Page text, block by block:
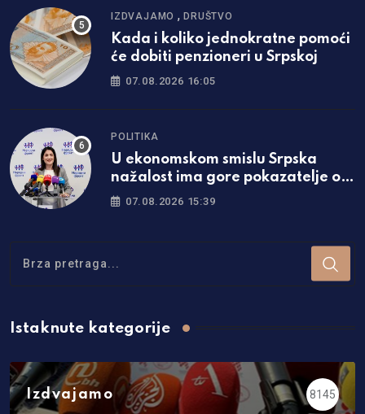
IZDVAJAMO ,DRUŠTVO
Kada i koliko jednokratne pomoći
će dobiti penzioneri u Srpskoj
07.08.2026 16:05
POLITIKA
U ekonomskom smislu Srpska
nažalost ima gore pokazatelje od
Federacije
07.08.2026 15:39
Istaknute kategorije
Izdvajamo 8145